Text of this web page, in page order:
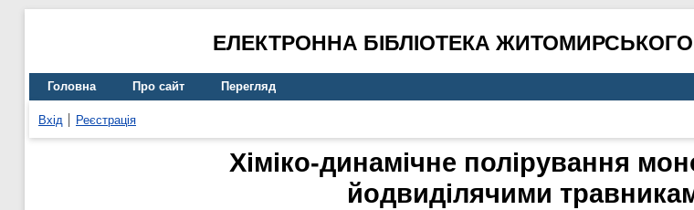
ЕЛЕКТРОННА БІБЛІОТЕКА
Головна Про сайт Перегляд
Вхід Реєстрація
Хіміко-динамічне полірування
йодвиділячими